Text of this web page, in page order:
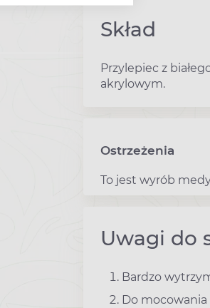
Skład
Przylepiec z
akrylowym.
Ostrzeżenia
To jest wyrób
Uwagi do
Bardzo
Do